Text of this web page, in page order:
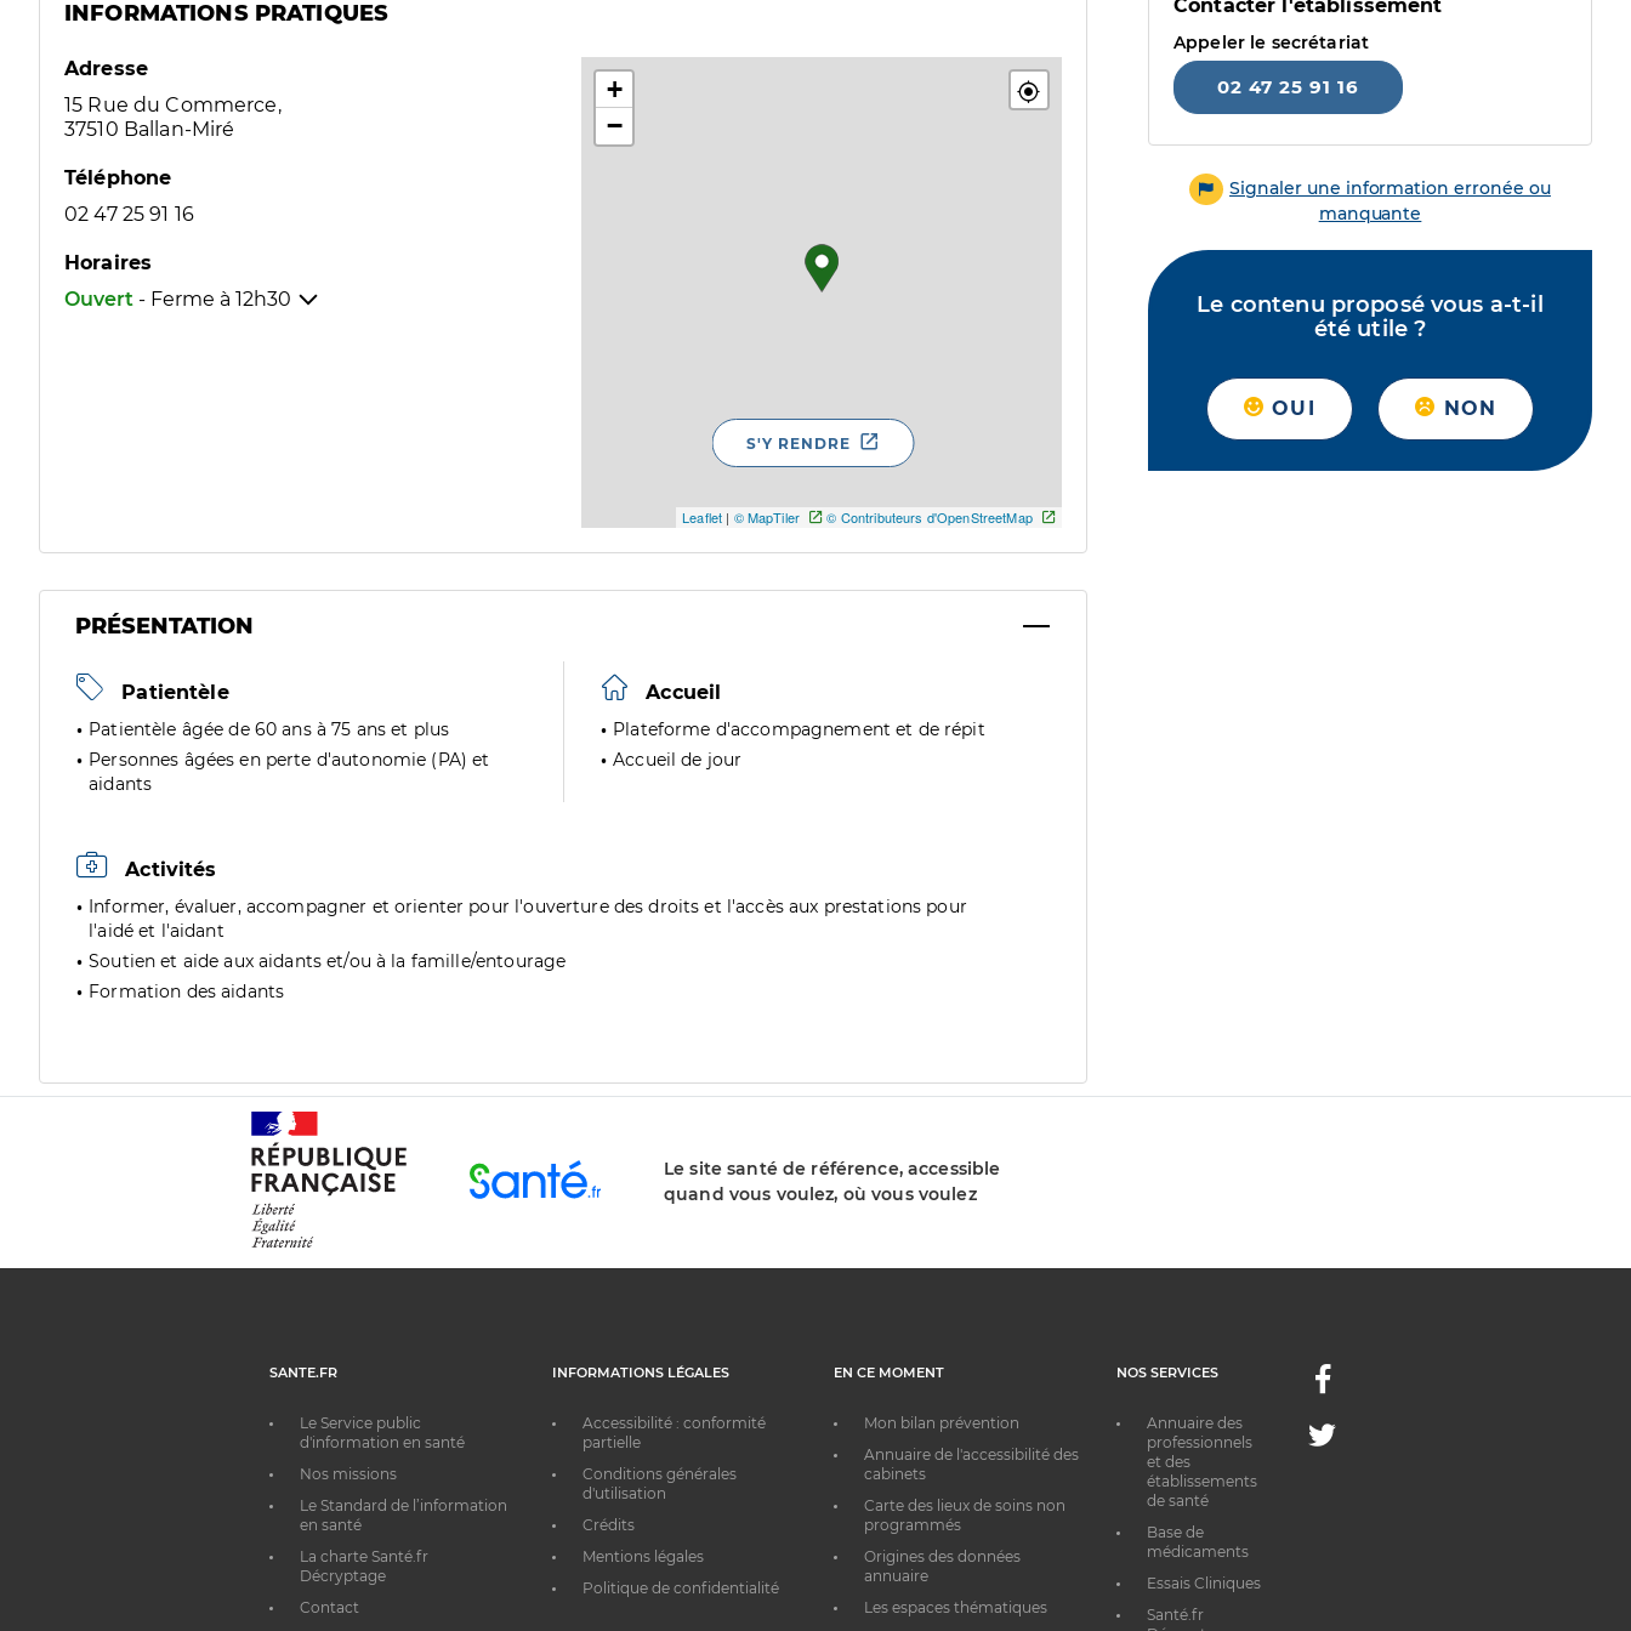
INFORMATIONS PRATIQUES
Adresse
15 Rue du Commerce,
37510 Ballan-Miré
Téléphone
02 47 25 91 16
Horaires
Ouvert - Ferme à 12h30
+
−
Leaflet | © MapTiler © Contributeurs d'OpenStreetMap
S'Y RENDRE
PRÉSENTATION
Patientèle
Patientèle âgée de 60 ans à 75 ans et plus
Personnes âgées en perte d'autonomie (PA) et
aidants
Accueil
Plateforme d'accompagnement et de répit
Accueil de jour
Activités
Informer, évaluer, accompagner et orienter pour l'ouverture des droits et l'accès aux prestations pour
l'aidé et l'aidant
Soutien et aide aux aidants et/ou à la famille/entourage
Formation des aidants
Contacter l'établissement
Appeler le secrétariat
02 47 25 91 16
Signaler une information erronée ou
manquante
Le contenu proposé vous a-t-il
été utile ?
OUI NON
Le site santé de référence, accessible
quand vous voulez, où vous voulez
SANTE.FR
Le Service public
d'information en santé
Nos missions
Le Standard de l’information
en santé
La charte Santé.fr
Décryptage
Contact
INFORMATIONS LÉGALES
Accessibilité : conformité
partielle
Conditions générales
d'utilisation
Crédits
Mentions légales
Politique de confidentialité
EN CE MOMENT
Mon bilan prévention
Annuaire de l'accessibilité des
cabinets
Carte des lieux de soins non
programmés
Origines des données
annuaire
Les espaces thématiques
NOS SERVICES
Annuaire des
professionnels
et des
établissements
de santé
Base de
médicaments
Essais Cliniques
Santé.fr
Facebook
Twitter